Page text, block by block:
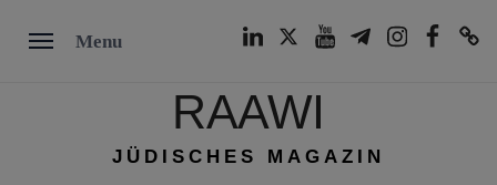
Menu
RAAWI
JÜDISCHES MAGAZIN